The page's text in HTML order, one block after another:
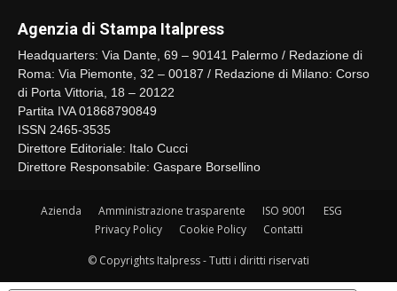
Agenzia di Stampa Italpress
Headquarters: Via Dante, 69 – 90141 Palermo / Redazione di
Roma: Via Piemonte, 32 – 00187 / Redazione di Milano: Corso
di Porta Vittoria, 18 – 20122
Partita IVA 01868790849
ISSN 2465-3535
Direttore Editoriale: Italo Cucci
Direttore Responsabile: Gaspare Borsellino
Azienda Amministrazione trasparente ISO 9001
ESG
Privacy Policy
Cookie Policy Contatti
© Copyrights Italpress - Tutti i diritti riservati